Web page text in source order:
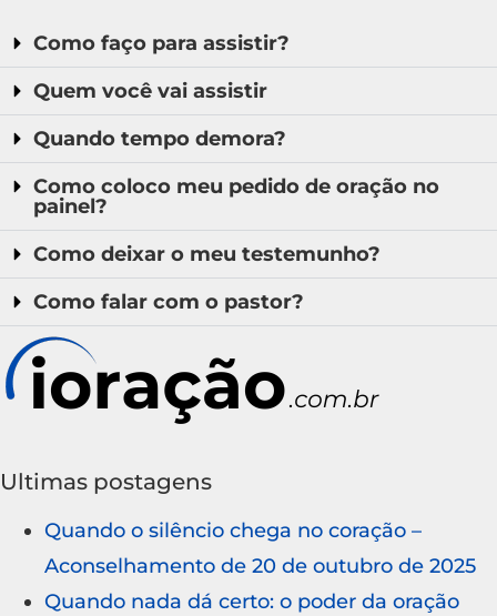
Como faço para assistir?
Quem você vai assistir
Quando tempo demora?
Como coloco meu pedido de oração no
painel?
Como deixar o meu testemunho?
Como falar com o pastor?
Ultimas postagens
Quando o silêncio chega no coração –
Aconselhamento de 20 de outubro de 2025
Quando nada dá certo: o poder da oração